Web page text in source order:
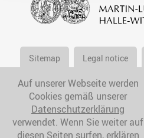
Sitemap Legal notice
Auf unserer Webseite werden
Cookies gemäß unserer
Datenschutzerklärung
verwendet. Wenn Sie weiter auf
diesen Seiten surfen, erklären